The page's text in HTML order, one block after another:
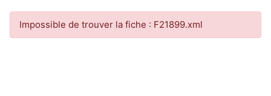
Impossible de trouver la fiche : F21899.xml